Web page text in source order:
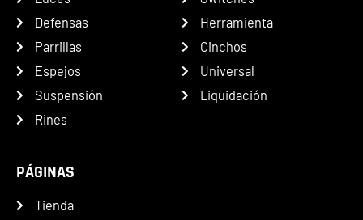
Defensas
Parrillas
Espejos
Suspensión
Rines
Herramienta
Cinchos
Universal
Liquidación
PÁGINAS
Tienda